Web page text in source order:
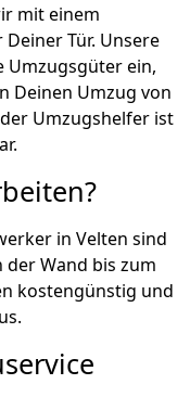
mit einem
Tür. Unsere
Umzugsgüter ein,
Deinen Umzug von
Umzugshelfer ist
in Velten sind
der Wand bis zum
kostengünstig und